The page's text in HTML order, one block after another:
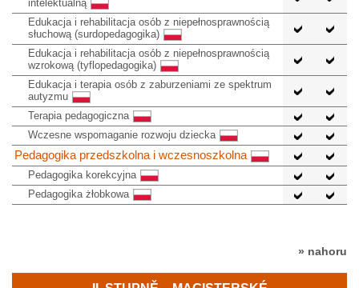
intelektualną
Edukacja i rehabilitacja osób z niepełnosprawnością
słuchową (surdopedagogika)
Edukacja i rehabilitacja osób z niepełnosprawnością
wzrokową (tyflopedagogika)
Edukacja i terapia osób z zaburzeniami ze spektrum
autyzmu
Terapia pedagogiczna
Wczesne wspomaganie rozwoju dziecka
Pedagogika przedszkolna i wczesnoszkolna
Pedagogika korekcyjna
Pedagogika żłobkowa
» nahoru